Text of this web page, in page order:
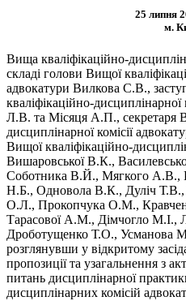
25 липня
м.
Вища кваліфікаційно-
складі голови Вищої
адвокатури Вилкова С.В.,
кваліфікаційно-
Л.В. та Місяця А.П., секретаря
дисциплінарної комісії
Вищої кваліфікаційно-
Вишаровської В.К.,
Соботника В.Й., Мягкого А.В.,
Н.Б., Одновола В.К., Дуліч
О.Л., Прокопчука О.М.,
Тарасової А.М., Дімчогло М.І.,
Дроботущенко Т.О., Усманова
розглянувши у відкритому
пропозиції та узагальнення з
питань дисциплінарної
дисциплінарних комісій